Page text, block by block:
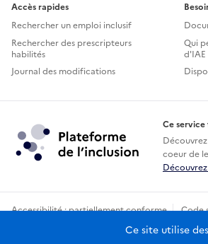
Accès rapides
Rechercher un emploi inclusif
Rechercher des prescripteurs
habilités
Journal des modifications
Qui
d'IAE
Ce
coeur de
Accessibilité : partiellement conforme Code
Sauf mention contraire, tous les contenus de
Ce site utilise